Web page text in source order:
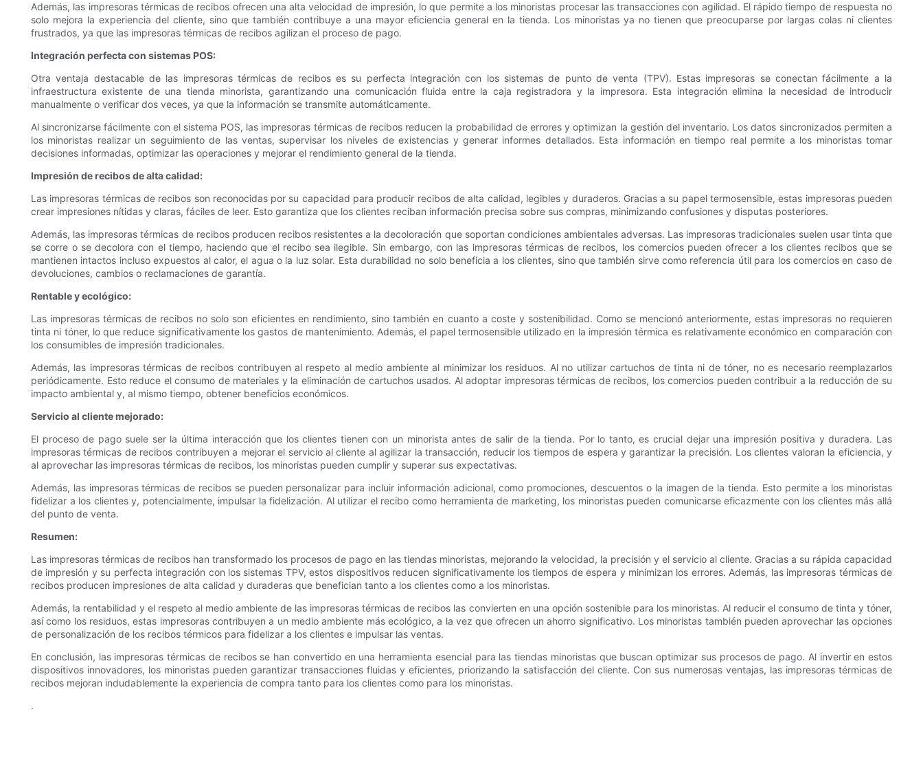
Además, las impresoras térmicas de recibos ofrecen una alta velocidad de impresión, lo que permite a los minoristas procesar las transacciones con agilidad. El rápido tiempo de respuesta no
solo mejora la experiencia del cliente, sino que también contribuye a una mayor eficiencia general en la tienda. Los minoristas ya no tienen que preocuparse por largas colas ni clientes
frustrados, ya que las impresoras térmicas de recibos agilizan el proceso de pago.
Integración perfecta con sistemas POS:
Otra ventaja destacable de las impresoras térmicas de recibos es su perfecta integración con los sistemas de punto de venta (TPV). Estas impresoras se conectan fácilmente a la
infraestructura existente de una tienda minorista, garantizando una comunicación fluida entre la caja registradora y la impresora. Esta integración elimina la necesidad de introducir
manualmente o verificar dos veces, ya que la información se transmite automáticamente.
Al sincronizarse fácilmente con el sistema POS, las impresoras térmicas de recibos reducen la probabilidad de errores y optimizan la gestión del inventario. Los datos sincronizados permiten a
los minoristas realizar un seguimiento de las ventas, supervisar los niveles de existencias y generar informes detallados. Esta información en tiempo real permite a los minoristas tomar
decisiones informadas, optimizar las operaciones y mejorar el rendimiento general de la tienda.
Impresión de recibos de alta calidad:
Las impresoras térmicas de recibos son reconocidas por su capacidad para producir recibos de alta calidad, legibles y duraderos. Gracias a su papel termosensible, estas impresoras pueden
crear impresiones nítidas y claras, fáciles de leer. Esto garantiza que los clientes reciban información precisa sobre sus compras, minimizando confusiones y disputas posteriores.
Además, las impresoras térmicas de recibos producen recibos resistentes a la decoloración que soportan condiciones ambientales adversas. Las impresoras tradicionales suelen usar tinta que
se corre o se decolora con el tiempo, haciendo que el recibo sea ilegible. Sin embargo, con las impresoras térmicas de recibos, los comercios pueden ofrecer a los clientes recibos que se
mantienen intactos incluso expuestos al calor, el agua o la luz solar. Esta durabilidad no solo beneficia a los clientes, sino que también sirve como referencia útil para los comercios en caso de
devoluciones, cambios o reclamaciones de garantía.
Rentable y ecológico:
Las impresoras térmicas de recibos no solo son eficientes en rendimiento, sino también en cuanto a coste y sostenibilidad. Como se mencionó anteriormente, estas impresoras no requieren
tinta ni tóner, lo que reduce significativamente los gastos de mantenimiento. Además, el papel termosensible utilizado en la impresión térmica es relativamente económico en comparación con
los consumibles de impresión tradicionales.
Además, las impresoras térmicas de recibos contribuyen al respeto al medio ambiente al minimizar los residuos. Al no utilizar cartuchos de tinta ni de tóner, no es necesario reemplazarlos
periódicamente. Esto reduce el consumo de materiales y la eliminación de cartuchos usados. Al adoptar impresoras térmicas de recibos, los comercios pueden contribuir a la reducción de su
impacto ambiental y, al mismo tiempo, obtener beneficios económicos.
Servicio al cliente mejorado:
El proceso de pago suele ser la última interacción que los clientes tienen con un minorista antes de salir de la tienda. Por lo tanto, es crucial dejar una impresión positiva y duradera. Las
impresoras térmicas de recibos contribuyen a mejorar el servicio al cliente al agilizar la transacción, reducir los tiempos de espera y garantizar la precisión. Los clientes valoran la eficiencia, y
al aprovechar las impresoras térmicas de recibos, los minoristas pueden cumplir y superar sus expectativas.
Además, las impresoras térmicas de recibos se pueden personalizar para incluir información adicional, como promociones, descuentos o la imagen de la tienda. Esto permite a los minoristas
fidelizar a los clientes y, potencialmente, impulsar la fidelización. Al utilizar el recibo como herramienta de marketing, los minoristas pueden comunicarse eficazmente con los clientes más allá
del punto de venta.
Resumen:
Las impresoras térmicas de recibos han transformado los procesos de pago en las tiendas minoristas, mejorando la velocidad, la precisión y el servicio al cliente. Gracias a su rápida capacidad
de impresión y su perfecta integración con los sistemas TPV, estos dispositivos reducen significativamente los tiempos de espera y minimizan los errores. Además, las impresoras térmicas de
recibos producen impresiones de alta calidad y duraderas que benefician tanto a los clientes como a los minoristas.
Además, la rentabilidad y el respeto al medio ambiente de las impresoras térmicas de recibos las convierten en una opción sostenible para los minoristas. Al reducir el consumo de tinta y tóner,
así como los residuos, estas impresoras contribuyen a un medio ambiente más ecológico, a la vez que ofrecen un ahorro significativo. Los minoristas también pueden aprovechar las opciones
de personalización de los recibos térmicos para fidelizar a los clientes e impulsar las ventas.
En conclusión, las impresoras térmicas de recibos se han convertido en una herramienta esencial para las tiendas minoristas que buscan optimizar sus procesos de pago. Al invertir en estos
dispositivos innovadores, los minoristas pueden garantizar transacciones fluidas y eficientes, priorizando la satisfacción del cliente. Con sus numerosas ventajas, las impresoras térmicas de
recibos mejoran indudablemente la experiencia de compra tanto para los clientes como para los minoristas.
.